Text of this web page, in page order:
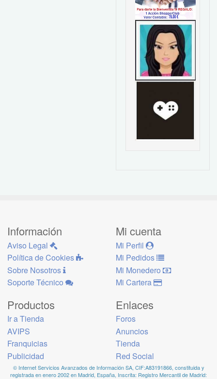
Información
Aviso Legal
Política de Cookies
Sobre Nosotros
Soporte Técnico
Mi cuenta
Mi Perfil
Mi Pedidos
Mi Monedero
Mi Cartera
Productos
Ir a Tienda
AVIPS
Franquicias
Publicidad
Enlaces
Foros
Anuncios
Tienda
Red Social
© Internet Servicios Avanzados de Información SA, CIF:A83191866, constituida y
registrada en enero 2002 en Madrid, España, Inscrita: Registro Mercantil de Madrid: